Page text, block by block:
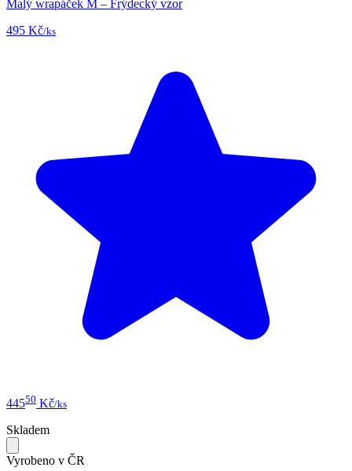
Malý wrapáček M – Frýdecký vzor
495 Kč/ks
44550 Kč/ks
Skladem
Vyrobeno v ČR